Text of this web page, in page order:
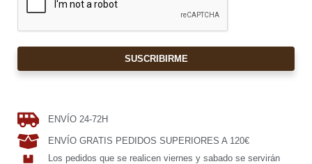
SUSCRIBIRME
ENVÍO 24-72H
ENVÍO GRATIS PEDIDOS SUPERIORES A 120€
Los pedidos que se realicen viernes y sabado se servirán